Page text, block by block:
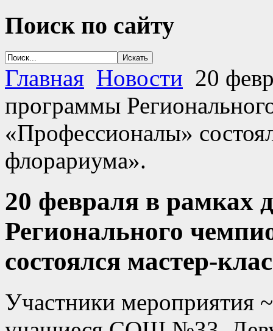
Поиск по сайту
Главная Новости 20
программы
«Профессионалы»
флорариума».
20 февраля в рамках
Регионального
состоялся мастер-
Участники мероприятия ~